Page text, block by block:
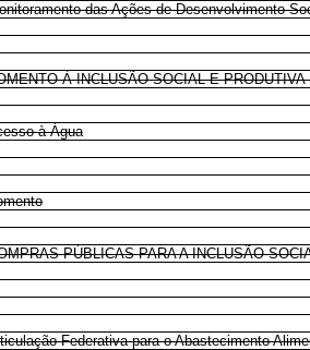
das Ações de Desenvolvimento
À INCLUSÃO SOCIAL E PRODUTIVA
à Água
PÚBLICAS PARA A INCLUSÃO
Federativa para o Abastecimento